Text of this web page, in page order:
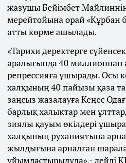
жазушы Бейімбет
мерейтойына орай «Құрбан
атты көрме ашылады.
«Тарихи деректерге
аралығында 40 миллионнан
репрессияға ұшырады. Осы
халқының 40 пайызы қаза
заңсыз жазалауға Кеңес
барлық халықтар мен
зиялы қауым өкілдері
халқының руханиятына
жылдығына арналған
ұйымдастырылуда»,- дейді